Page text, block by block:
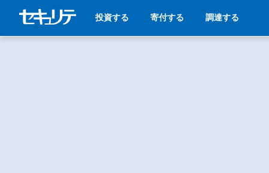
投資する 寄付する 調達する